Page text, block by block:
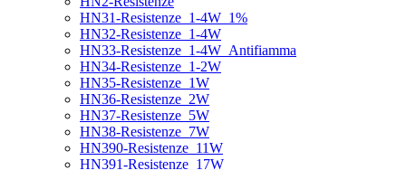
HN31-Resistenze_1-4W_1%
HN32-Resistenze_1-4W
HN33-Resistenze_1-4W_Antifiamma
HN34-Resistenze_1-2W
HN35-Resistenze_1W
HN36-Resistenze_2W
HN37-Resistenze_5W
HN38-Resistenze_7W
HN390-Resistenze_11W
HN391-Resistenze_17W